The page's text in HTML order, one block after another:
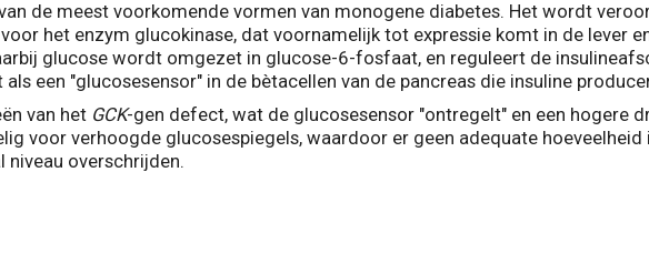
de meest voorkomende vormen van monogene diabetes. Het wordt
het enzym glucokinase, dat voornamelijk tot expressie komt in de lever
glucose wordt omgezet in glucose-6-fosfaat, en reguleert de
een "glucosesensor" in de bètacellen van de pancreas die insuline
van het GCK-gen defect, wat de glucosesensor "ontregelt" en een hogere
voor verhoogde glucosespiegels, waardoor er geen adequate
overschrijden.